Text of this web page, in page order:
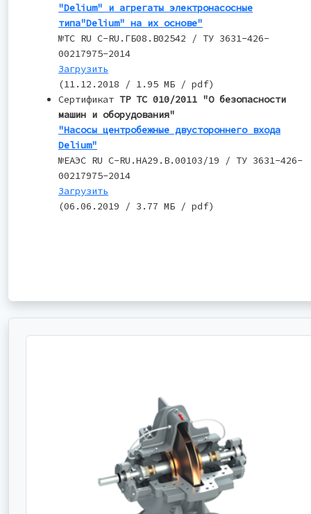
"Delium" и агрегаты электронасосные
типа"Delium" на их основе"
№TC RU С-RU.ГБ08.В02542 / ТУ 3631-426-
00217975-2014
Загрузить
(11.12.2018 / 1.95 МБ / pdf)
Сертификат ТР ТС 010/2011 "О безопасности
машин и оборудования"
"Насосы центробежные двустороннего входа
Delium"
№ЕАЭС RU C-RU.НА29.В.00103/19 / ТУ 3631-426-
00217975-2014
Загрузить
(06.06.2019 / 3.77 МБ / pdf)